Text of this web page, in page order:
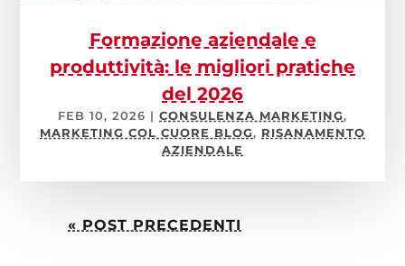
Formazione aziendale e
produttività: le migliori pratiche
del 2026
FEB 10, 2026 | CONSULENZA MARKETING,
MARKETING COL CUORE BLOG, RISANAMENTO
AZIENDALE
« POST PRECEDENTI